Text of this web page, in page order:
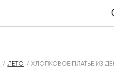
ЛЕТО ХЛОПКОВОЕ ПЛАТЬЕ ИЗ